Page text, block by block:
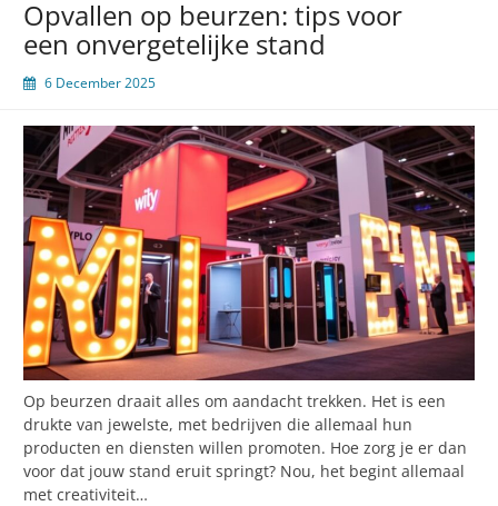
snelle
laadtijden
Opvallen op beurzen: tips voor
een onvergetelijke stand
6 December 2025
Op beurzen draait alles om aandacht trekken. Het is een
drukte van jewelste, met bedrijven die allemaal hun
producten en diensten willen promoten. Hoe zorg je er dan
voor dat jouw stand eruit springt? Nou, het begint allemaal
met creativiteit…